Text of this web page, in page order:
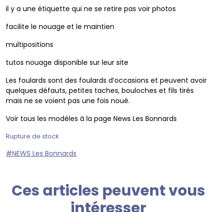
il y a une étiquette qui ne se retire pas voir photos
facilite le nouage et le maintien
multipositions
tutos nouage disponible sur leur site
Les foulards sont des foulards d’occasions et peuvent avoir
quelques défauts, petites taches, bouloches et fils tirés
mais ne se voient pas une fois noué.
Voir tous les modèles à la page News Les Bonnards
Rupture de stock
#NEWS Les Bonnards
Ces articles peuvent vous